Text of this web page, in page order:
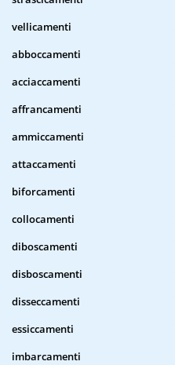
vellicamenti
abboccamenti
acciaccamenti
affrancamenti
ammiccamenti
attaccamenti
biforcamenti
collocamenti
diboscamenti
disboscamenti
disseccamenti
essiccamenti
imbarcamenti